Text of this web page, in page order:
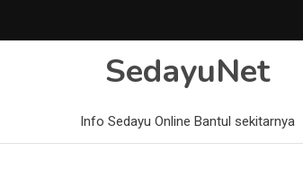
SedayuNet
Info Sedayu Online Bantul sekitarnya